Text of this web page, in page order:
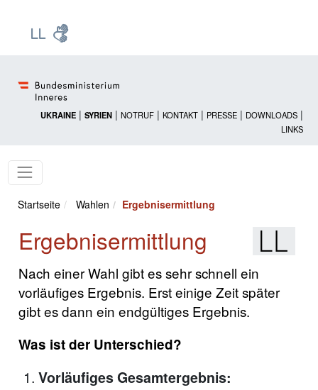
UKRAINE | SYRIEN | NOTRUF | KONTAKT | PRESSE | DOWNLOADS |
LINKS
Startseite Wahlen Ergebnisermittlung
Ergebnisermittlung
Nach einer Wahl gibt es sehr schnell ein
vorläufiges Ergebnis. Erst einige Zeit später
gibt es dann ein endgültiges Ergebnis.
Was ist der Unterschied?
Vorläufiges Gesamtergebnis: